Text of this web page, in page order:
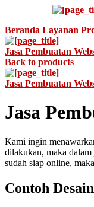
Beranda Layanan
Jasa Pembuatan
Back to products
Jasa Pembuatan
Jasa
Kami ingin
dilakukan, maka
sudah siap online,
Contoh